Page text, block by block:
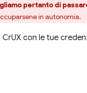
pertanto di
in autonomia.
con le tue